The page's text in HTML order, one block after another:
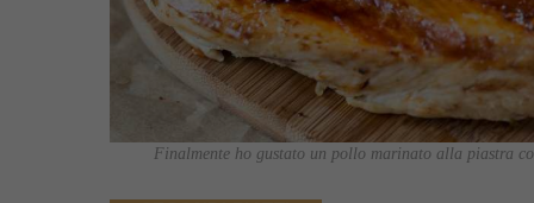
Finalmente ho gustato un pollo marinato alla piastra